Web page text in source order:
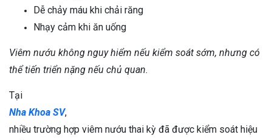
Dễ chảy máu khi chải răng
Nhạy cảm khi ăn uống
Viêm nướu không nguy hiểm nếu kiểm soát sớm, nhưng có
thể tiến triển nặng nếu chủ quan.
Tại
Nha Khoa SV,
nhiều trường hợp viêm nướu thai kỳ đã được kiểm soát hiệu